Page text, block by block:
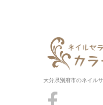
大分県別府市のネイル